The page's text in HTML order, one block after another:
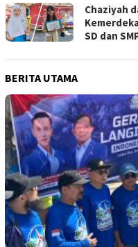
Chaziyah
SD dan
BERITA UTAMA